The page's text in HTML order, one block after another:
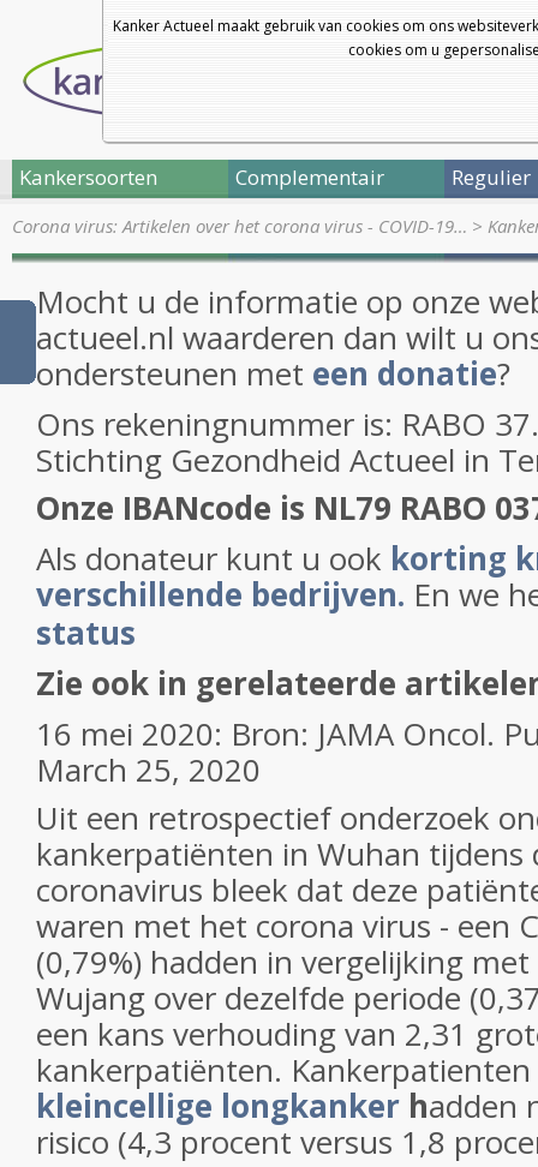
Kanker Actueel maakt gebruik van cookies om ons
cookies om u
Kankersoorten Complementair Regulier
Corona virus: Artikelen over het corona virus - COVID-19… >
Mocht u de informatie op onze
actueel.nl waarderen dan wilt u
ondersteunen met een donatie?
Ons rekeningnummer is: RABO
Stichting Gezondheid Actueel in
Onze IBANcode is NL79 RABO
Als donateur kunt u ook korting
verschillende bedrijven. En we
status
Zie ook in gerelateerde
16 mei 2020: Bron: JAMA Oncol.
March 25, 2020
Uit een retrospectief onderzoek
kankerpatiënten in Wuhan
coronavirus bleek dat deze
waren met het corona virus - een
(0,79%) hadden in vergelijking
Wujang over dezelfde periode
een kans verhouding van 2,31
kankerpatiënten.
kleincellige longkanker hadden
risico (4,3 procent versus 1,8